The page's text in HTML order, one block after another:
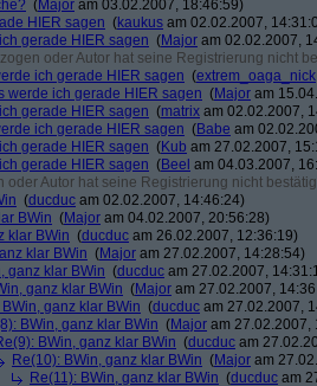
(Major am 03.02.2007, 18:46:59)
HIER sagen (kaukus am 02.02.2007,
gerade HIER sagen (Major am 02.02.2007,
oder Autor hat seine Registrierung nicht
ich gerade HIER sagen (extrem_oaga_nick
werde ich gerade HIER sagen (Major am
gerade HIER sagen (matrix am 02.02.2007,
ich gerade HIER sagen (Babe am
gerade HIER sagen (Kub am 27.02.2007,
gerade HIER sagen (Beel am 04.03.2007,
oder Autor hat seine Registrierung nicht
(ducduc am 02.02.2007, 14:46:24)
BWin (Major am 04.02.2007, 20:56:28)
klar BWin (ducduc am 26.02.2007, 12:36:19)
klar BWin (Major am 27.02.2007, 14:28:54)
ganz klar BWin (ducduc am 27.02.2007,
ganz klar BWin (Major am 27.02.2007,
BWin, ganz klar BWin (ducduc am 27.02.2007,
BWin, ganz klar BWin (Major am 27.02.2007,
BWin, ganz klar BWin (ducduc am
Re(10): BWin, ganz klar BWin (Major am
Re(11): BWin, ganz klar BWin (ducduc am